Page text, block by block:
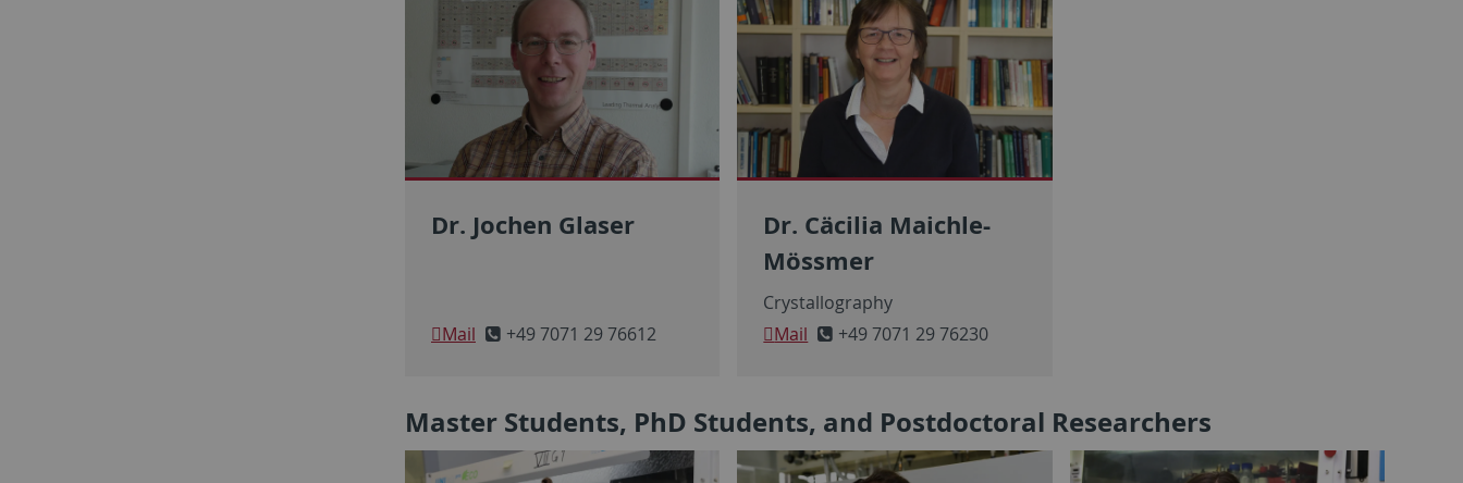
Dr. Jochen Glaser
Mail +49 7071 29 76612
Dr. Cäcilia Maichle-
Mössmer
Crystallography
Mail
+49 7071 29 76230
Master Students, PhD Students, and Postdoctoral Researchers